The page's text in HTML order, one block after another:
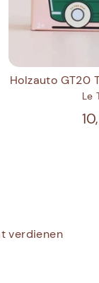
Holzauto GT20
Le
verdienen